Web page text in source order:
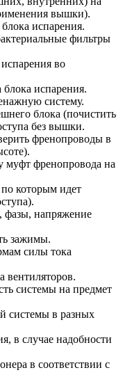
вышки).
испарения.
фильтры
во
испарения.
систему.
блока (почистить
без вышки.
френопроводы в
муфт френопровода на
которым идет
фазы, напряжение
зажимы.
силы тока
вентиляторов.
системы на предмет
системы в разных
в случае надобности
в соответствии с